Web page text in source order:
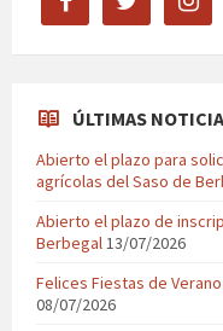
ÚLTIMAS
Abierto el plazo para
agrícolas del Saso de
Abierto el plazo de
Berbegal13/07/2026
Felices Fiestas de
08/07/2026